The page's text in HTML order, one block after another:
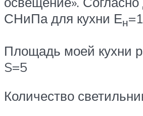
СНиПа для кухни Ен
Площадь моей кухни
S=5
Количество